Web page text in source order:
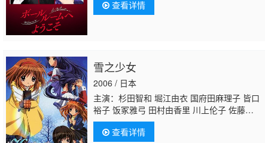
纱华 土屋神叶 福田贤二 岩中睦树 富田健太
郎 小平有希
查看详情
雪之少女
2006 / 日本
主演：杉田智和 堀江由衣 国府田麻理子 皆口
裕子 饭冢雅弓 田村由香里 川上伦子 佐藤
朱 川澄绫子 坂本真绫 关智一 野岛健儿 矢岛
晶子 矢作纱友里 家中宏 安田美和 利根健太
查看详情